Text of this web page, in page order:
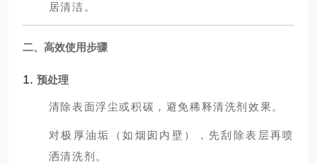
居清洁。
二、高效使用步骤
1. 预处理
清除表面浮尘或积碳，避免稀释清洗剂效果。
对极厚油垢（如烟囱内壁），先刮除表层再喷
洒清洗剂。